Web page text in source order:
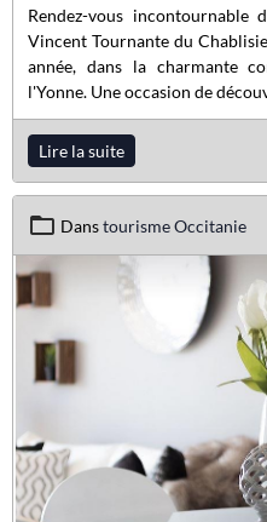
Rendez-vous incontournable
Vincent Tournante du
année, dans la charmante
l'Yonne. Une occasion de
Lire la suite
Danstourisme Occitanie